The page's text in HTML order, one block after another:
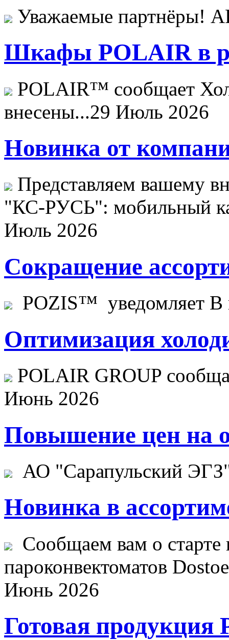
Уважаемые
Шкафы POLAIR в
POLAIR™ сообщает
внесены...29 Июль 2026
Новинка от
Представляем вашему
"КС-РУСЬ": мобильный
Июль 2026
Сокращение
POZIS™ уведомляет В
Оптимизация
POLAIR GROUP
Июнь 2026
Повышение цен на
АО "Сарапульский
Новинка в
Сообщаем вам о старте
пароконвектоматов
Июнь 2026
Готовая продукция